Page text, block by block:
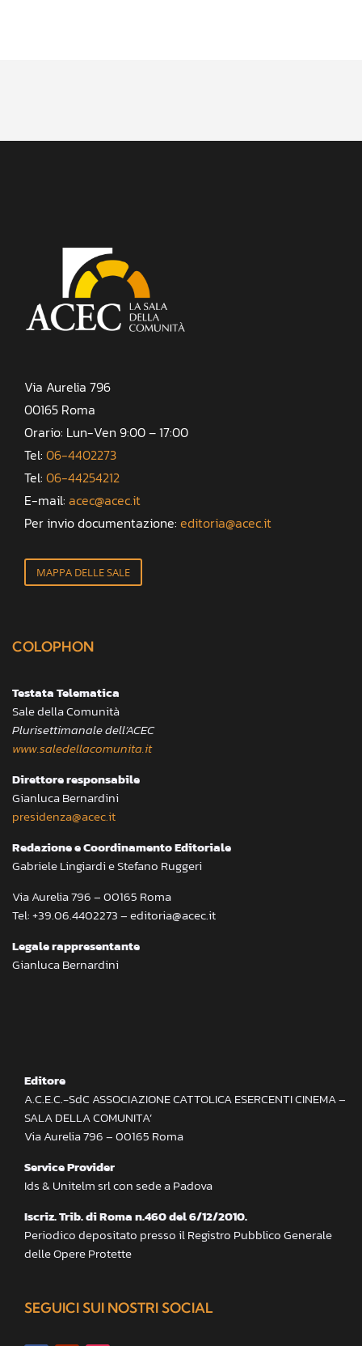
Via Aurelia 796
00165 Roma
Orario: Lun-Ven 9:00 – 17:00
Tel: 06-4402273
Tel: 06-44254212
E-mail: acec@acec.it
Per invio documentazione: editoria@acec.it
MAPPA DELLE SALE
COLOPHON
Testata Telematica
Sale della Comunità
Plurisettimanale dell’ACEC
www.saledellacomunita.it
Direttore responsabile
Gianluca Bernardini
presidenza@acec.it
Redazione e Coordinamento Editoriale
Gabriele Lingiardi e Stefano Ruggeri
Via Aurelia 796 – 00165 Roma
Tel: +39.06.4402273 – editoria@acec.it
Legale rappresentante
Gianluca Bernardini
Editore
A.C.E.C.-SdC ASSOCIAZIONE CATTOLICA ESERCENTI CINEMA –
SALA DELLA COMUNITA’
Via Aurelia 796 – 00165 Roma
Service Provider
Ids & Unitelm srl con sede a Padova
Iscriz. Trib. di Roma n.460 del 6/12/2010.
Periodico depositato presso il Registro Pubblico Generale
delle Opere Protette
SEGUICI SUI NOSTRI SOCIAL